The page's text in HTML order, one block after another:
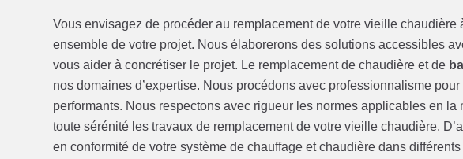
Vous envisagez de procéder au remplacement de votre vieille
ensemble de votre projet. Nous élaborerons des solutions accessibles
vous aider à concrétiser le projet. Le remplacement de chaudière et de
nos domaines d’expertise. Nous procédons avec professionnalisme
performants. Nous respectons avec rigueur les normes applicables en
toute sérénité les travaux de remplacement de votre vieille chaudière.
en conformité de votre système de chauffage et chaudière dans